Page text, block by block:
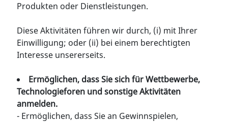
Produkten oder Dienstleistungen.
Diese Aktivitäten führen wir durch, (i) mit Ihrer
Einwilligung; oder (ii) bei einem berechtigten
Interesse unsererseits.
Ermöglichen, dass Sie sich für Wettbewerbe,
Technologieforen und sonstige Aktivitäten
anmelden.
- Ermöglichen, dass Sie an Gewinnspielen,